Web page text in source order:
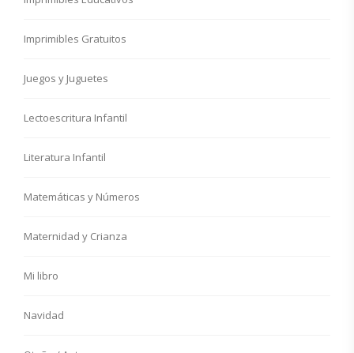
Imprimibles Gratuitos
Juegos y Juguetes
Lectoescritura Infantil
Literatura Infantil
Matemáticas y Números
Maternidad y Crianza
Mi libro
Navidad